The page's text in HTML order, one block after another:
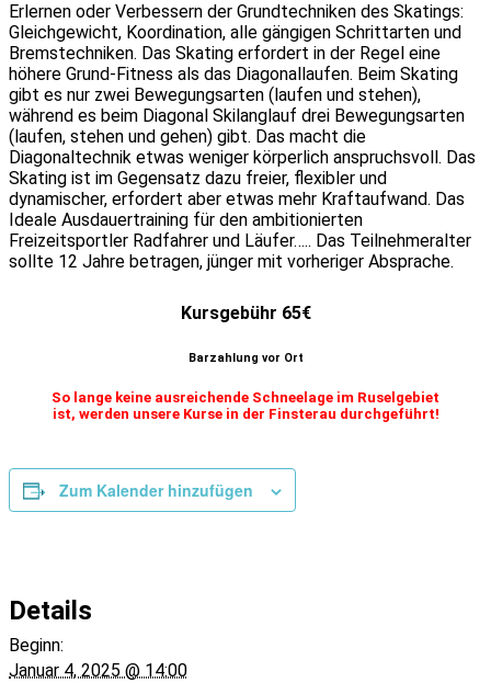
Erlernen oder Verbessern der Grundtechniken des Skatings:
Gleichgewicht, Koordination, alle gängigen Schrittarten und
Bremstechniken. Das Skating erfordert in der Regel eine
höhere Grund-Fitness als das Diagonallaufen. Beim Skating
gibt es nur zwei Bewegungsarten (laufen und stehen),
während es beim Diagonal Skilanglauf drei Bewegungsarten
(laufen, stehen und gehen) gibt. Das macht die
Diagonaltechnik etwas weniger körperlich anspruchsvoll. Das
Skating ist im Gegensatz dazu freier, flexibler und
dynamischer, erfordert aber etwas mehr Kraftaufwand. Das
Ideale Ausdauertraining für den ambitionierten
Freizeitsportler Radfahrer und Läufer….. Das Teilnehmeralter
sollte 12 Jahre betragen, jünger mit vorheriger Absprache.
Kursgebühr 65€
Barzahlung vor Ort
So lange keine ausreichende Schneelage im Ruselgebiet
ist, werden unsere Kurse in der Finsterau durchgeführt!
Zum Kalender hinzufügen
Details
Beginn:
Januar 4, 2025 @ 14:00